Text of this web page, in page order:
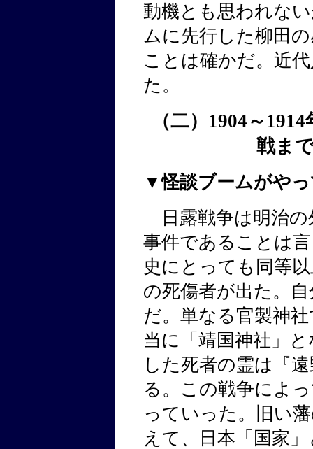
動機とも思われな
ムに先行した柳田
ことは確かだ。近
た。
（二）1904～
戦ま
▼怪談ブームがや
日露戦争は明治の
事件であることは
史にとっても同等
の死傷者が出た。
だ。単なる官製神
当に「靖国神社」
した死者の霊は『
る。この戦争によ
っていった。旧い
えて、日本「国家